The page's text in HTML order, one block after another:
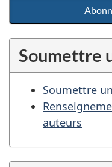
Soumettre
Soumettre
auteurs